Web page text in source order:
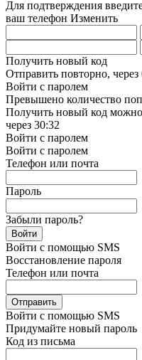
Для подтверждения
ваш телефон Изменить
Получить новый код
Отправить повторно, через
Войти с паролем
Превышено количество
Получить новый код можно
через 30:32
Войти с паролем
Войти с паролем
Телефон или почта
Пароль
Забыли пароль?
Войти
Войти с помощью SMS
Восстановление пароля
Телефон или почта
Отправить
Войти с помощью SMS
Придумайте новый пароль
Код из письма